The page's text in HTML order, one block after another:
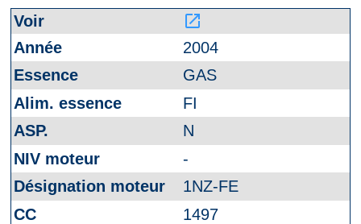
launch
2004
GAS
FI
N
-
1NZ-FE
1497